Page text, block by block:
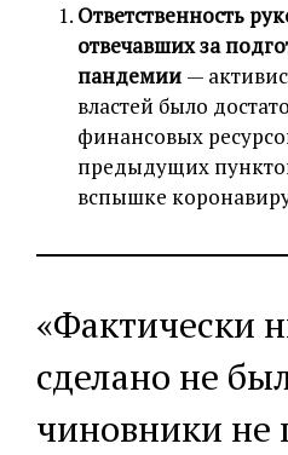
Ответственность
отвечавших за
пандемии —
властей было
финансовых
предыдущих
вспышке
«Фактически
сделано не
чиновники не